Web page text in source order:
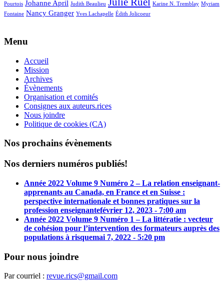
Pourtois Johanne April Judith Beaulieu Karine N. Tremblay Myriam
Fontaine Nancy Granger Yves Lachapelle Édith Jolicoeur
Menu
Accueil
Mission
Archives
Évènements
Organisation et comités
Consignes aux auteurs.rices
Nous joindre
Politique de cookies (CA)
Nos prochains évènements
Nos derniers numéros publiés!
Année 2022 Volume 9 Numéro 2 – La relation enseignant-
apprenants au Canada, en France et en Suisse :
perspective internationale et bonnes pratiques sur la
profession enseignantefévrier 12, 2023 - 7:00 am
Année 2022 Volume 9 Numéro 1 – La littératie : vecteur
de cohésion pour l’intervention des formateurs auprès des
populations à risquemai 7, 2022 - 5:20 pm
Pour nous joindre
Par courriel : revue.rics@gmail.com